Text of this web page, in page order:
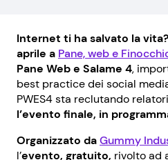
Internet ti ha salvato la vita?
aprile a Pane, web e
Pane Web e Salame 4,
best practice dei social
PWES4 sta reclutando
l’evento finale, in
Organizzato daGummy
l’evento, gratuito, rivolto ad